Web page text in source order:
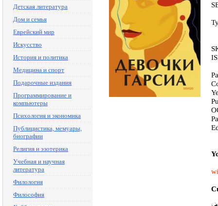
Детская литература
Дом и семья
Еврейский мир
Искусство
История и политика
Медицина и спорт
Подарочные издания
Программирование и
компьютеры
Психология и экономика
Публицистика, мемуары,
биографии
Религия и эзотерика
Учебная и научная
литература
Филология
Философия